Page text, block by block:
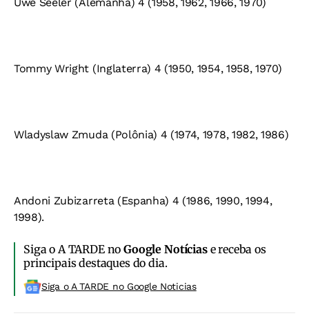
Tommy Wright (Inglaterra) 4 (1950, 1954, 1958, 1970)
Wladyslaw Zmuda (Polônia) 4 (1974, 1978, 1982, 1986)
Andoni Zubizarreta (Espanha) 4 (1986, 1990, 1994,
1998).
Siga o A TARDE noGoogle Notíciase receba os
principais destaques do dia.
Siga o A TARDE no Google Noticias